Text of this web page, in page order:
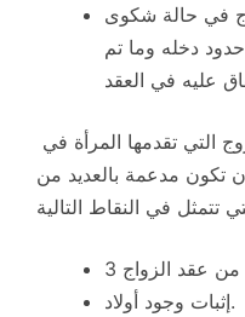
في حالة شكوى
دخله وما تم
تكون مدعمة بالعديد من
إثبات وجود أولاد.